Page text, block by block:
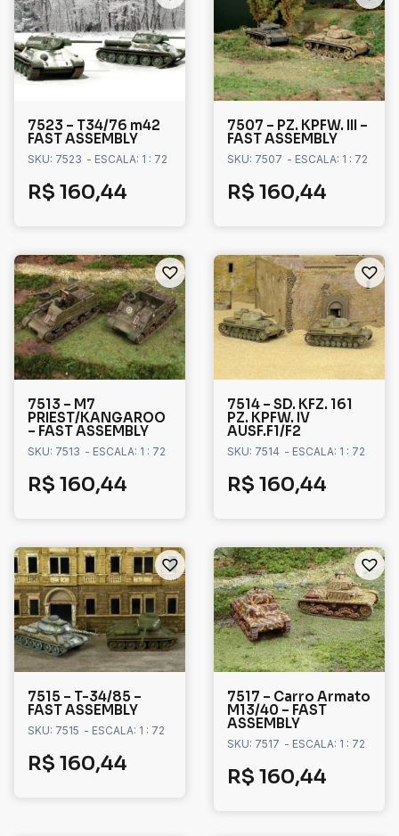
7523 – T34/76 m42
FAST ASSEMBLY
SKU: 7523 - ESCALA: 1 : 72
R$ 160,44
7507 – PZ. KPFW. III –
FAST ASSEMBLY
SKU: 7507 - ESCALA: 1 : 72
R$ 160,44
7513 – M7
PRIEST/KANGAROO
– FAST ASSEMBLY
SKU: 7513 - ESCALA: 1 : 72
R$ 160,44
7514 – SD. KFZ. 161
PZ. KPFW. IV
AUSF.F1/F2
SKU: 7514 - ESCALA: 1 : 72
R$ 160,44
7515 – T-34/85 –
FAST ASSEMBLY
SKU: 7515 - ESCALA: 1 : 72
R$ 160,44
7517 – Carro Armato
M13/40 – FAST
ASSEMBLY
SKU: 7517 - ESCALA: 1 : 72
R$ 160,44